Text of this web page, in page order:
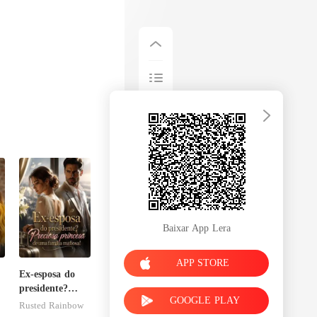
Ex-esposa do
presidente?
Preciosa
Rusted Rainbow
Baixar App Lera
APP STORE
GOOGLE PLAY